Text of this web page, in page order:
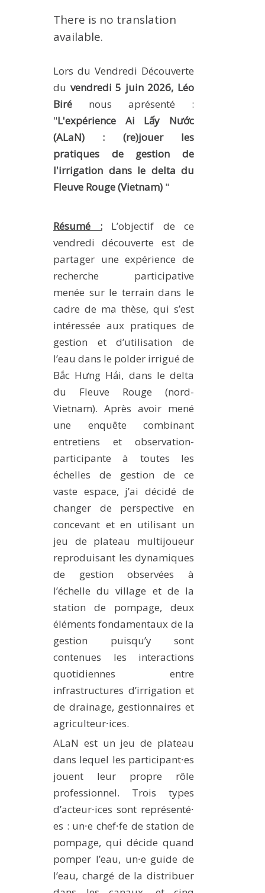
EDUCATION AND TRAINING
DOCTORAL TRAINING
PRODUCTION
METHODS AND TOOLS
PUBLICATIONS SUR HAL
THEMATIC NOTES
There is no translation
available.
Lors du Vendredi Découverte
du vendredi 5 juin 2026, Léo
Biré nous aprésenté :
"L'expérience Ai Lấy Nước
(ALaN) : (re)jouer les
pratiques de gestion de
l'irrigation dans le delta du
Fleuve Rouge (Vietnam) "
Résumé :
L’objectif de ce
vendredi découverte est de
partager une expérience de
recherche participative
menée sur le terrain dans le
cadre de ma thèse, qui s’est
intéressée aux pratiques de
gestion et d’utilisation de
l’eau dans le polder irrigué de
Bắc Hưng Hải, dans le delta
du Fleuve Rouge (nord-
Vietnam). Après avoir mené
une enquête combinant
entretiens et observation-
participante à toutes les
échelles de gestion de ce
vaste espace, j’ai décidé de
changer de perspective en
concevant et en utilisant un
jeu de plateau multijoueur
reproduisant les dynamiques
de gestion observées à
l’échelle du village et de la
station de pompage, deux
éléments fondamentaux de la
gestion puisqu’y sont
contenues les interactions
quotidiennes entre
infrastructures d’irrigation et
de drainage, gestionnaires et
agriculteur⸱ices.
ALaN est un jeu de plateau
dans lequel les participant⸱es
jouent leur propre rôle
professionnel. Trois types
d’acteur⸱ices sont représenté⸱
es : un⸱e chef⸱fe de station de
pompage, qui décide quand
pomper l’eau, un⸱e guide de
l’eau, chargé de la distribuer